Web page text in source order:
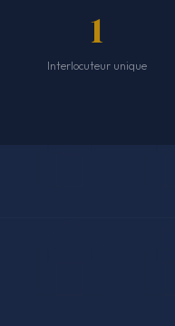
1
Interlocuteur unique